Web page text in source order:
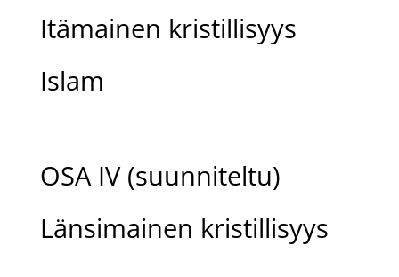
Itämainen kristillisyys
Islam
OSA IV (suunniteltu)
Länsimainen kristillisyys